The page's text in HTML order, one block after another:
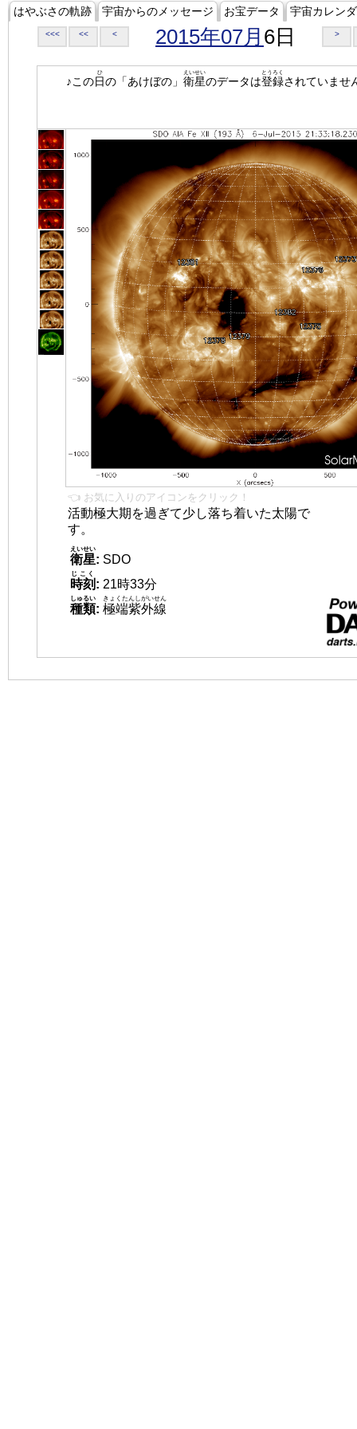
はやぶさの軌跡 宇宙からのメッセージ お宝データ 宇宙カレン
<<< << < 2015年07月 6日 >
♪この日
ひ
の「あけぼの」 衛星
えいせい
のデータは登録
とうろく
されていませ
👈 お気に入りのアイコンをクリック！
活動極大期を過ぎて少し落ち着いた太陽で
す。
衛星
えいせい
: SDO
時刻
じこく
: 21時33分
種類
しゅるい
: 極端紫外線
きょくたんしがいせん